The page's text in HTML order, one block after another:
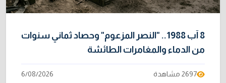
8 آب 1988.. "النصر المزعوم" وحصاد ثماني سنوات
من الدماء والمغامرات الطائشة
2697 مشاهدة 6/08/2026